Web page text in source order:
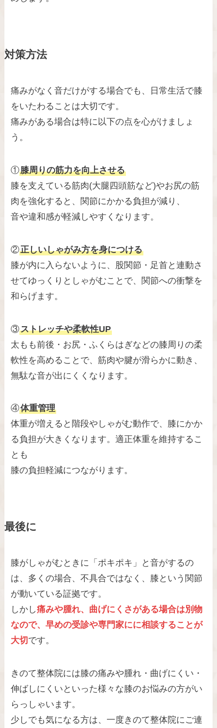
対策方法
痛みがなく音だけがする場合でも、日常生活で膝
をいたわることは大切です。
痛みがある場合は特に以下の点を心がけましょ
う。
①膝周りの筋力を向上させる
膝を支えている筋肉(大腿四頭筋など)やお尻の筋
肉を強化すると、関節にかかる負担が減り、
音や違和感が軽減しやすくなります。
②正しいしゃがみ方を身につける
膝が内に入らないように、股関節・足首と連動さ
せてゆっくりとしゃがむことで、関節への衝撃を
和らげます。
③ストレッチや柔軟性UP
太もも前後・お尻・ふくらはぎなどの膝周りの柔
軟性を高めることで、筋肉や腱が滑らかに動き、
無駄な音が出にくくなります。
④体重管理
体重が増えると階段やしゃがむ動作で、膝にかか
る負担が大きくなります。適正体重を維持するこ
とも
膝の負担軽減につながります。
最後に
膝がしゃがむときに「ポキポキ」と音がするの
は、多くの場合、不具合ではなく、膝という関節
が動いている証拠です。
しかし痛みや腫れ、曲げにくさがある場合は別物
なので、早めの受診や専門家にに相談することが
大切 です。
きのて整体院には膝の痛みや腫れ・曲げにくい・
伸ばしにくいといった様々な膝のお悩みの方がい
らっしゃいます。
少しでも気になる方は、一度きのて整体院にご連